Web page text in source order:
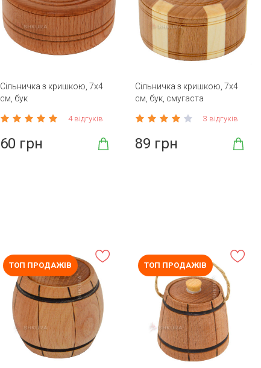
Сільничка з кришкою, 7х4
см, бук
4 відгуків
60 грн
Сільничка з кришкою, 7х4
см, бук, смугаста
3 відгуків
89 грн
ТОП ПРОДАЖІВ ТОП ПРОДАЖІВ